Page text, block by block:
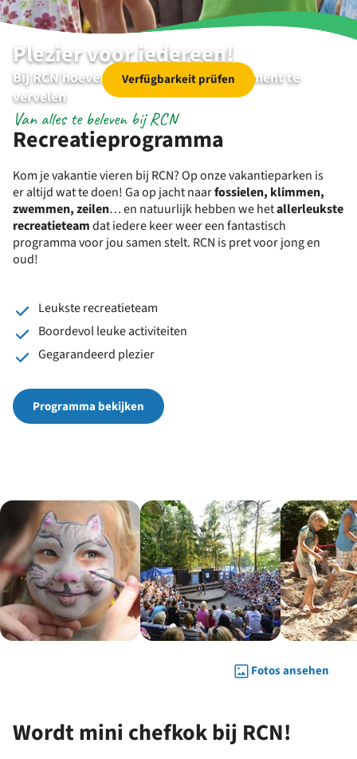
Plezier voor iedereen!
Bij RCN hoeven kinderen zich geen moment te
vervelen
Verfügbarkeit prüfen
Recreatieprogramma
Van alles te beleven bij RCN
Kom je vakantie vieren bij RCN? Op onze vakantieparken is
er altijd wat te doen! Ga op jacht naarfossielen, klimmen,
zwemmen, zeilen… en natuurlijk hebben we hetallerleukste
recreatieteamdat iedere keer weer een fantastisch
programma voor jou samen stelt. RCN is pret voor jong en
oud!
Leukste recreatieteam
Boordevol leuke activiteiten
Gegarandeerd plezier
Programma bekijken
Fotos ansehen
Wordt mini chefkok bij RCN!